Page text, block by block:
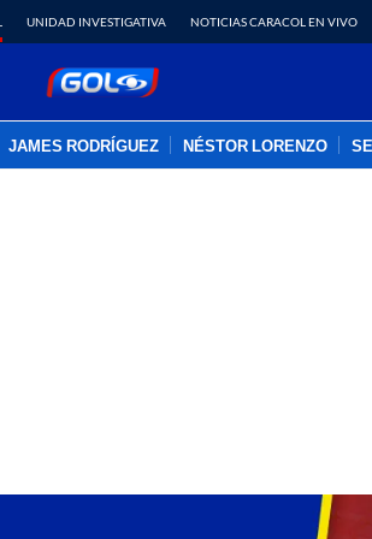
UNIDAD INVESTIGATIVA NOTICIAS CARACOL EN VIVO
JAMES RODRÍGUEZ NÉSTOR LORENZO